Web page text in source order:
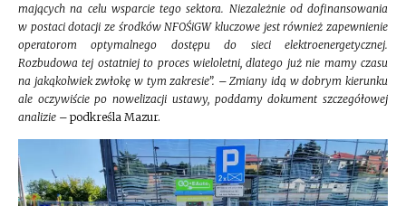
mających na celu wsparcie tego sektora. Niezależnie od dofinansowania
w postaci dotacji ze środków NFOŚiGW kluczowe jest również zapewnienie
operatorom optymalnego dostępu do sieci elektroenergetycznej.
Rozbudowa tej ostatniej to proces wieloletni, dlatego już nie mamy czasu
na jakąkolwiek zwłokę w tym zakresie”. – Zmiany idą w dobrym kierunku
ale oczywiście po nowelizacji ustawy, poddamy dokument szczegółowej
analizie – podkreśla Mazur.